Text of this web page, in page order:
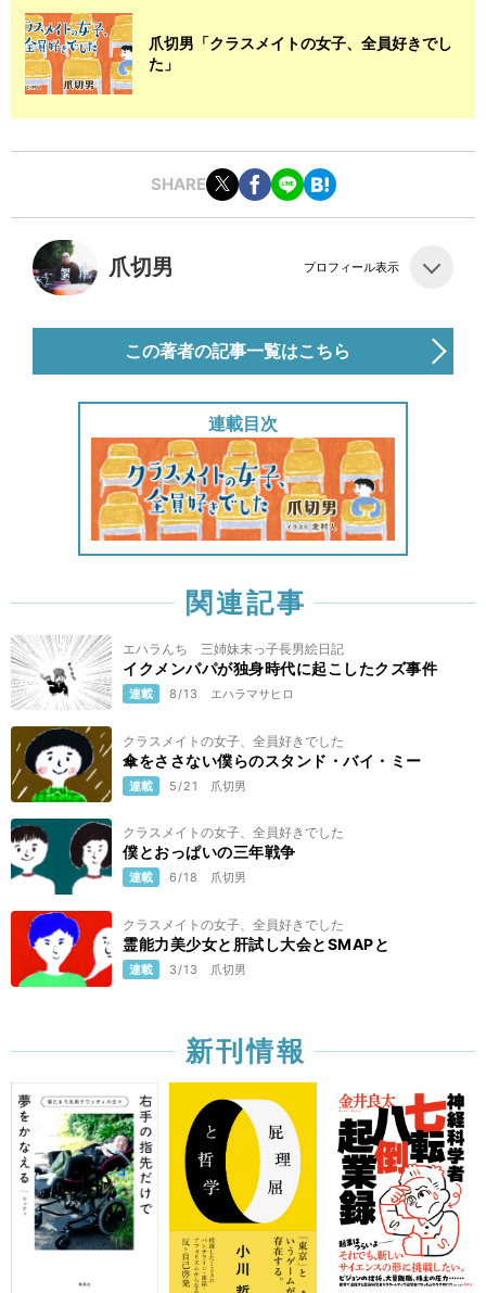
爪切男「クラスメイトの女子、全員好きでし
た」
SHARE
爪切男 プロフィール表示
この著者の記事一覧はこちら
連載目次
関連記事
エハラんち 三姉妹末っ子長男絵日記
イクメンパパが独身時代に起こしたクズ事件
連載 8/13 エハラマサヒロ
クラスメイトの女子、全員好きでした
傘をささない僕らのスタンド・バイ・ミー
連載 5/21 爪切男
クラスメイトの女子、全員好きでした
僕とおっぱいの三年戦争
連載 6/18 爪切男
クラスメイトの女子、全員好きでした
霊能力美少女と肝試し大会とSMAPと
連載 3/13 爪切男
新刊情報